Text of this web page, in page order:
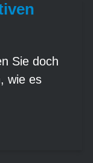
Sie doch
wie es